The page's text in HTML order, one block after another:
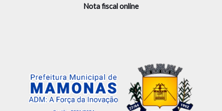
Nota fiscal online